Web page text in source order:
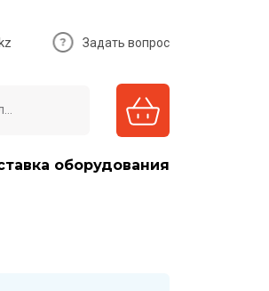
Задать вопрос
оборудования